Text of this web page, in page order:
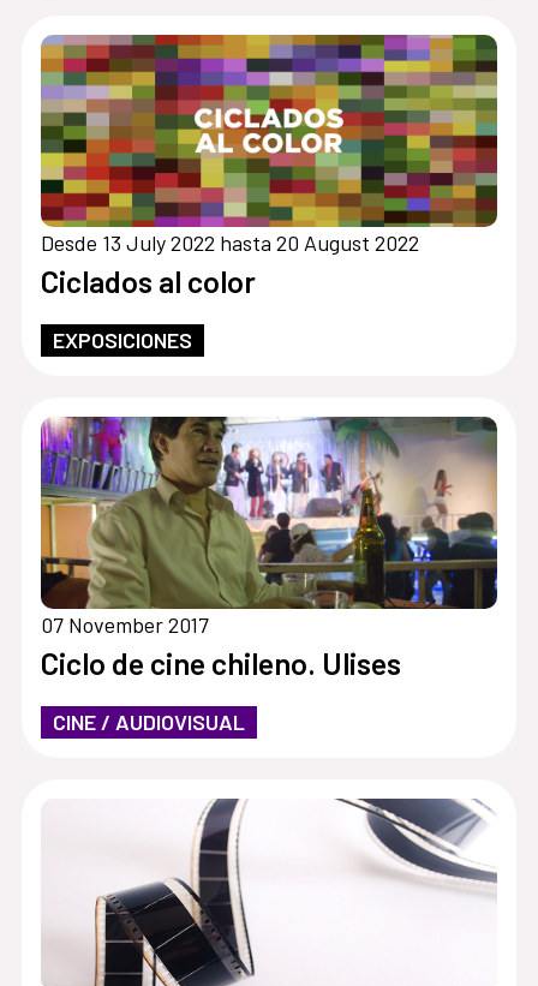
Desde 13 July 2022 hasta 20 August 2022
Ciclados al color
EXPOSICIONES
07 November 2017
Ciclo de cine chileno. Ulises
CINE / AUDIOVISUAL